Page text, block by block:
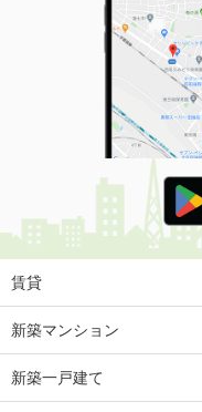
賃貸
新築マンション
新築一戸建て